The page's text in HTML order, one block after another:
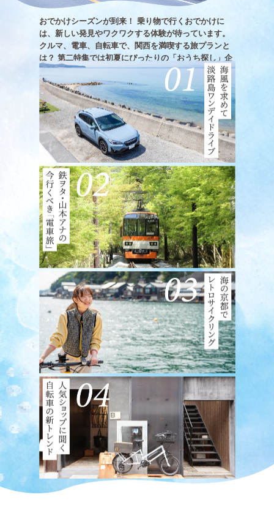
おでかけシーズンが到来！ 乗り物で行くおでかけに
は、新しい発見やワクワクする体験が待っています。
クルマ、電車、自転車で、関西を満喫する旅プランと
は？ 第二特集では初夏にぴったりの「おうち探し」企
画も！